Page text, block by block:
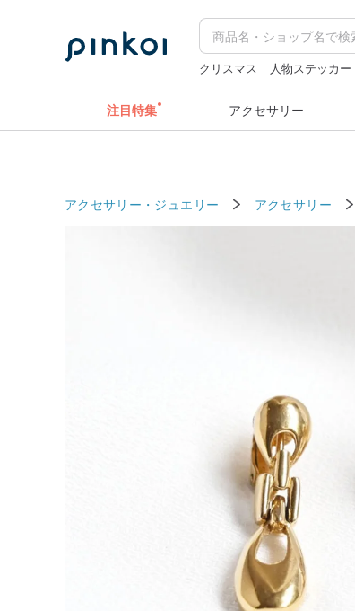
クリスマス 人物ステッカー
注目特集 アクセサリー
アクセサリー・ジュエリー アクセサリー